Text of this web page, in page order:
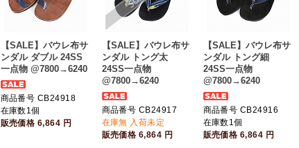
【SALE】バウレ布サ
ンダル ダブル 24SS
一点物 @7800→6240
商品番号 CB24918
在庫数1個
販売価格 6,864 円
【SALE】バウレ布サ
ンダル トング太
24SS一点物
@7800→6240
商品番号 CB24917
在庫無 入荷未定
販売価格 6,864 円
【SALE】バウレ布サ
ンダル トング細
24SS一点物
@7800→6240
商品番号 CB24916
在庫数1個
販売価格 6,864 円